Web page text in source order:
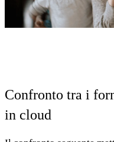
Confronto tra i
in cloud